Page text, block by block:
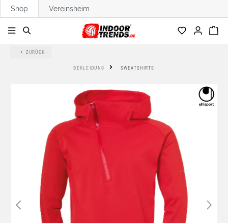
springen
Shop Vereinsheim
ZURÜCK
BEKLEIDUNG SWEATSHIRTS